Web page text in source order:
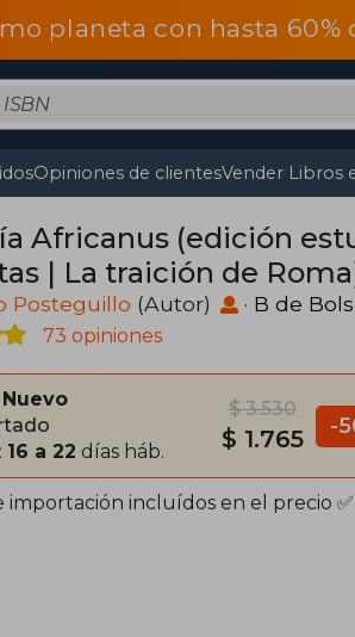
planeta con hasta
Opiniones de clientesVender Libros
Africanus (edición
| La traición de
Posteguillo (Autor) · B de
73 opiniones
16 a 22 días háb.
$ 3.530
$ 1.765 -
importación incluídos en el precio ✅